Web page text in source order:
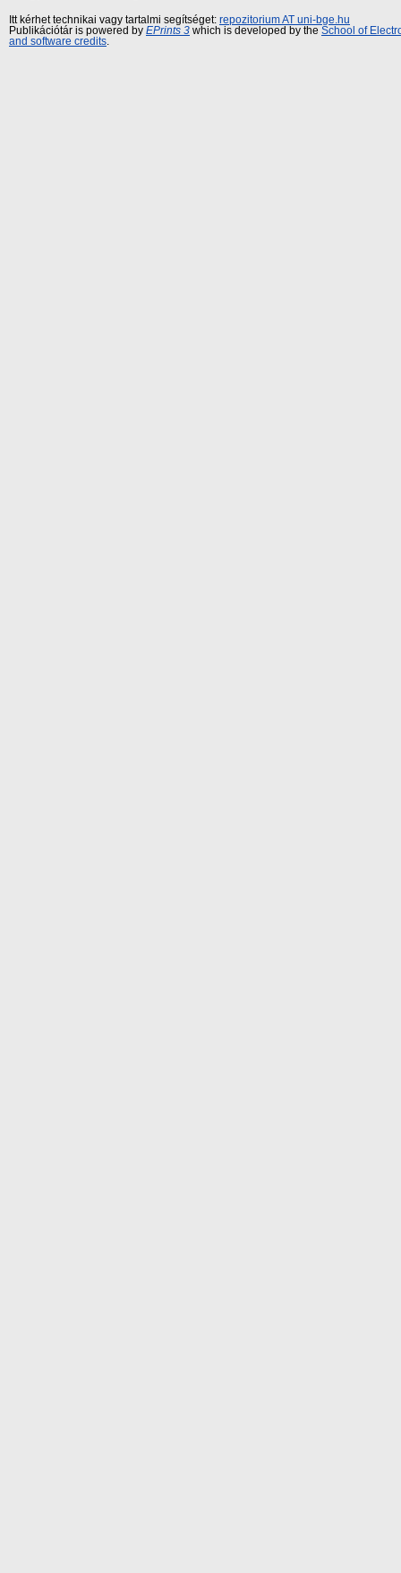
Itt kérhet technikai vagy tartalmi segítséget: repozitorium AT uni-bge.hu
Publikációtár is powered by EPrints 3 which is developed by the School of
and software credits